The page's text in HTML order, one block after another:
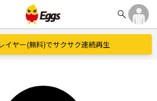
search
イヤー(無料)でサクサク連続再生